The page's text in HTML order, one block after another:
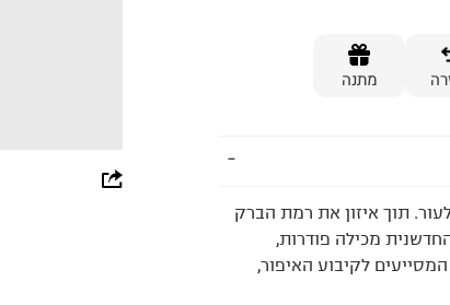
מתנה
תוך איזון את רמת הברק
מכילה פודרות,
לקיבוע האיפור,